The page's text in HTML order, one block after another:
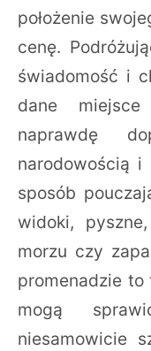
położenie
cenę.
świadomość i
dane
naprawdę
narodowością
sposób
widoki,
morzu czy
promenadzie
mogą
niesamowicie